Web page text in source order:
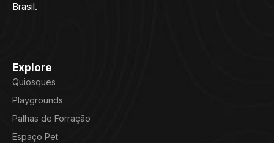
Brasil.
Explore
Quiosques
Playgrounds
Palhas de Forração
Espaço Pet